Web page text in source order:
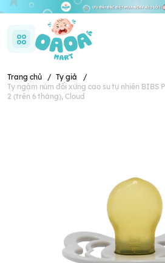
Trang chủ / Ty giả
/
Ty ngậm núm đối xứng cao su tự nhiên BIBS
2 (trên 6 tháng), Cloud